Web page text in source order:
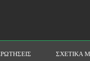
ΣΧΕΤΙΚΆ